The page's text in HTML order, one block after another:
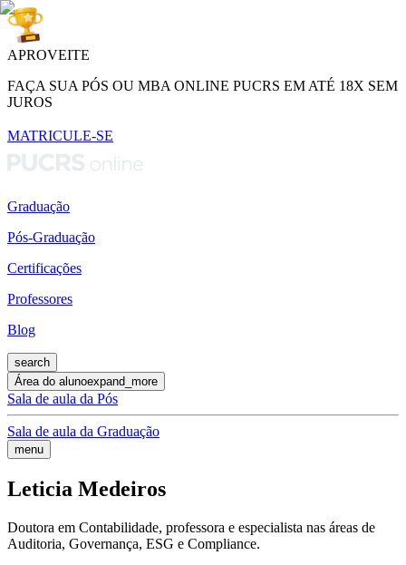
APROVEITE
FAÇA SUA PÓS OU MBA ONLINE PUCRS EM ATÉ 18X SEM
JUROS
MATRICULE-SE
Graduação
Pós-Graduação
Certificações
Professores
Blog
search
Área do alunoexpand_more
Sala de aula da Pós
Sala de aula da Graduação
menu
Leticia Medeiros
Doutora em Contabilidade, professora e especialista nas áreas de
Auditoria, Governança, ESG e Compliance.